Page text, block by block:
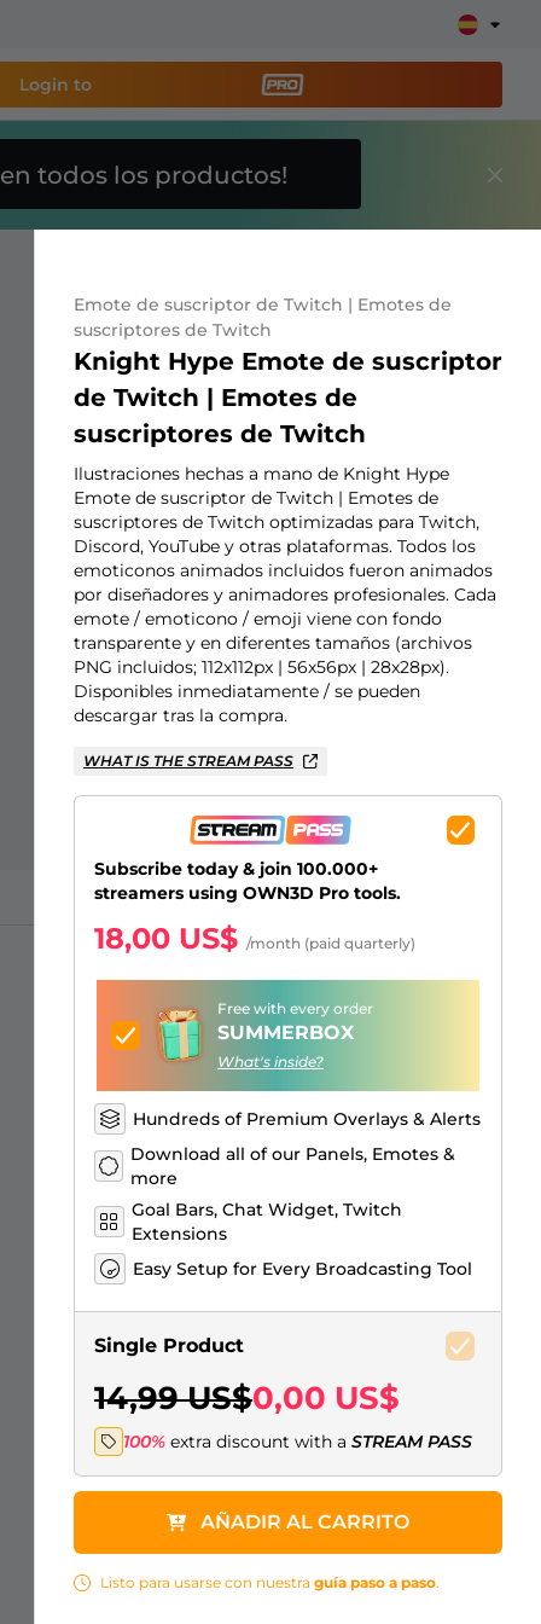
alertas, donaciones, barras de objetivos,
Más
Just Chatting Overlays
Alertas Facebook
Banner de pausa para el
stream
Emotes para suscriptores de
Kick
Emblemas de Bits de Twitch
Creador de logos de juegos
Login to
en todos los productos!
Emote de suscriptor de Twitch | Emotes de
suscriptores de Twitch
Knight Hype Emote de suscriptor
de Twitch | Emotes de
suscriptores de Twitch
Ilustraciones hechas a mano de Knight Hype
Emote de suscriptor de Twitch | Emotes de
suscriptores de Twitch optimizadas para Twitch,
Discord, YouTube y otras plataformas. Todos los
emoticonos animados incluidos fueron animados
por diseñadores y animadores profesionales. Cada
emote / emoticono / emoji viene con fondo
transparente y en diferentes tamaños (archivos
PNG incluidos; 112x112px | 56x56px | 28x28px).
Disponibles inmediatamente / se pueden
descargar tras la compra.
WHAT IS THE STREAM PASS
Subscribe today & join 100.000+
streamers using OWN3D Pro tools.
18,00 US$ /month (paid quarterly)
Free with every order
SUMMERBOX
What's inside?
Hundreds of Premium Overlays & Alerts
Download all of our Panels, Emotes &
more
Goal Bars, Chat Widget, Twitch
Extensions
Easy Setup for Every Broadcasting Tool
Single Product
14,99 US$0,00 US$
100% extra discount with a STREAM PASS
AÑADIR AL CARRITO
Listo para usarse con nuestra guía paso a paso.